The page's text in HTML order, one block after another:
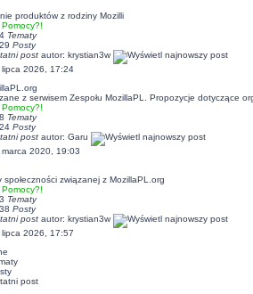
produktów z rodziny Mozilli
Pomocy?!
Tematy
Posty
postautor: krystian3w
lipca 2026, 17:24
z serwisem Zespołu MozillaPL. Propozycje dotyczące
Pomocy?!
Tematy
Posty
postautor: Garu
marca 2020, 19:03
społeczności związanej z MozillaPL.org
Pomocy?!
Tematy
Posty
postautor: krystian3w
lipca 2026, 17:57
post